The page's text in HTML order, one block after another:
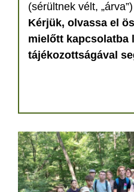
(sérültnek vélt,
Kérjük, olvassa el
mielőtt kapcsolatba
tájékozottságával